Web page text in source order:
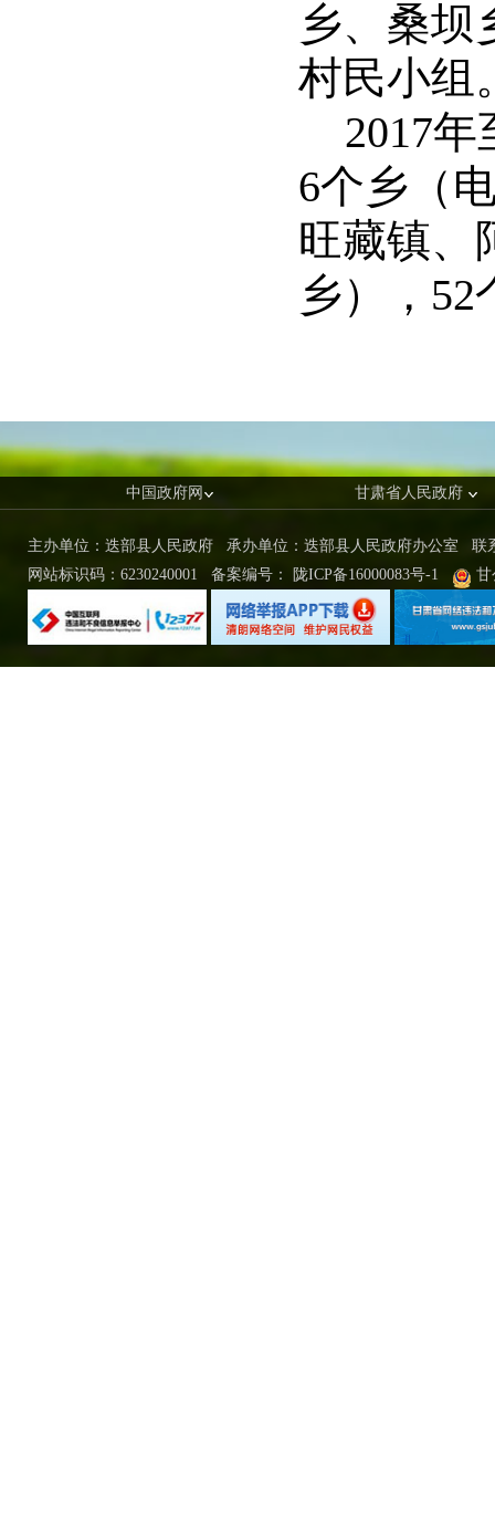
乡、桑坝
村民小组
2017年
6个乡（
旺藏镇、
乡），
中国政府网 甘肃省人民政府
主办单位：迭部县人民政府 承办单位：迭部县人民政府办公室 联
网站标识码：6230240001
备案编号： 陇ICP备16000083号-1 甘